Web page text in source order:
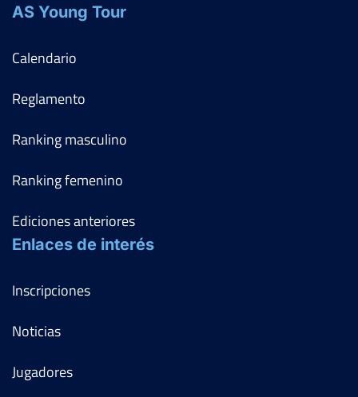
AS Young Tour
Calendario
Reglamento
Ranking masculino
Ranking femenino
Ediciones anteriores
Enlaces de interés
Inscripciones
Noticias
Jugadores